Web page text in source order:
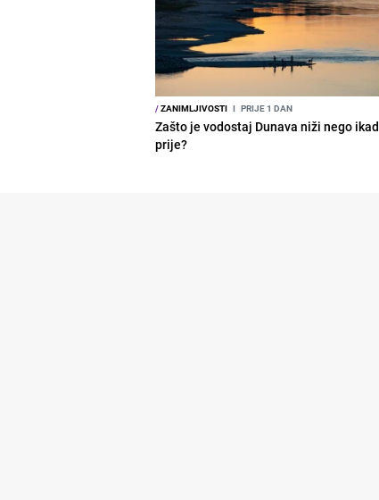
/ZANIMLJIVOSTI I PRIJE 1 DAN
Zašto je vodostaj Dunava niži nego ikad
prije?